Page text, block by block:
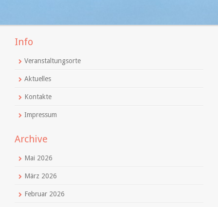
Info
Veranstaltungsorte
Aktuelles
Kontakte
Impressum
Archive
Mai 2026
März 2026
Februar 2026